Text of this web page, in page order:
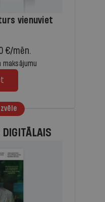
vienuviet
€/mēn.
maksājumu
DIGITĀLAIS